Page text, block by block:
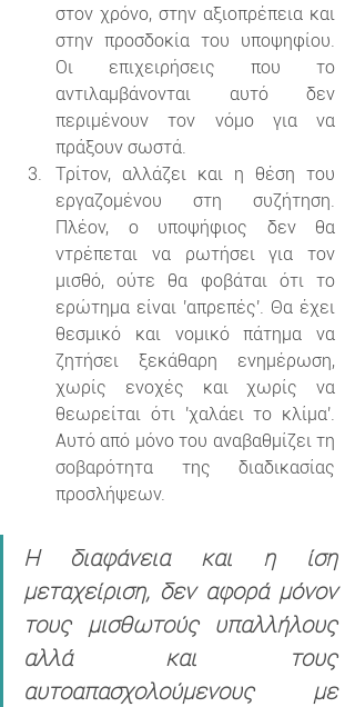
στον χρόνο, στην αξιοπρέπεια και
στην προσδοκία του υποψηφίου.
Οι επιχειρήσεις που το
αντιλαμβάνονται αυτό δεν
περιμένουν τον νόμο για να
πράξουν σωστά.
Τρίτον, αλλάζει και η θέση του
εργαζομένου στη συζήτηση.
Πλέον, ο υποψήφιος δεν θα
ντρέπεται να ρωτήσει για τον
μισθό, ούτε θα φοβάται ότι το
ερώτημα είναι 'απρεπές'. Θα έχει
θεσμικό και νομικό πάτημα να
ζητήσει ξεκάθαρη ενημέρωση,
χωρίς ενοχές και χωρίς να
θεωρείται ότι 'χαλάει το κλίμα'.
Αυτό από μόνο του αναβαθμίζει τη
σοβαρότητα της διαδικασίας
προσλήψεων.
Η διαφάνεια και η ίση
μεταχείριση, δεν αφορά μόνον
τους μισθωτούς υπαλλήλους
αλλά και τους
αυτοαπασχολούμενους με